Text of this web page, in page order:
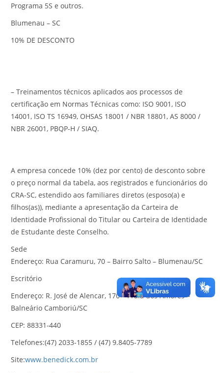
Programa 5S e outros.
Blumenau – SC
10% DE DESCONTO
– Treinamentos técnicos aplicados aos processos de
certificação em Normas Técnicas como: ISO 9001, ISO
14001, ISO TS 16949, OHSAS 18001 / NBR 18801, AS 8000 /
NBR 26001, PBQP-H / SIAQ.
A empresa concede 10% (dez por cento) de desconto sobre
o preço normal da tabela, aos registrados e funcionários do
CRA-SC, estendido aos familiares diretos (esposo(a) e
filhos(as)), mediante a apresentação da Carteira de
Identidade Profissional do Titular ou Carteira de Identidade
de Estudante deste Conselho.
Sede
Endereço: Rua Caramuru, 70 – Bairro Salto – Blumenau/SC
Escritório
Endereço: R. José de Alencar, 170 – Praia dos Amores –
Balneário Camboriú/SC
CEP: 88331-440
Telefones:(47) 2033-1855 / (47) 9.8405-7789
Site:www.benedick.com.br